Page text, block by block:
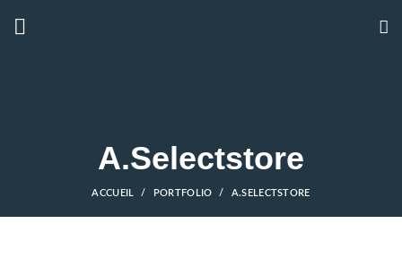
A.Selectstore
ACCUEIL PORTFOLIO A.SELECTSTORE